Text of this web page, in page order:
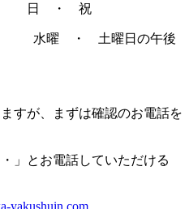
・ 祝
日の午後
、まずは確認のお電話を
」とお電話していただける
yakushuin.com